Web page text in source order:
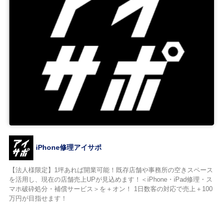
iPhone修理アイサポ
【法人様限定】1坪あれば開業可能！既存店舗や事務所の空きスペース
を活用し、現在の店舗売上UPが見込めます！＜iPhone・iPad修理・ス
マホ破砕処分・補償サービス＞を＋オン！ 1日数客の対応で売上＋100
万円が目指せます！